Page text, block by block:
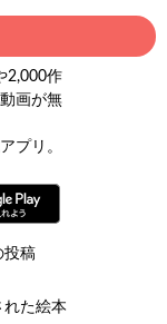
2,000作
画が無
プリ。
投稿
れた絵本